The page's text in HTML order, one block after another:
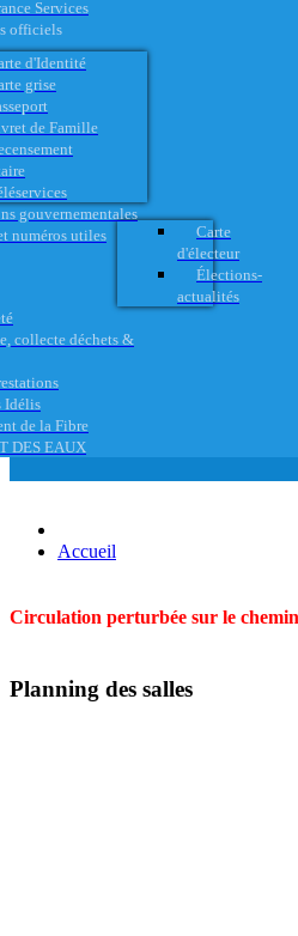
Services
officiels
d'Identité
grise
de Famille
gouvernementales
numéros utiles
Carte
d'électeur
Élections-
actualités
collecte déchets &
Idélis
de la Fibre
DES EAUX
Accueil
Circulation perturbée sur le
Planning des salles